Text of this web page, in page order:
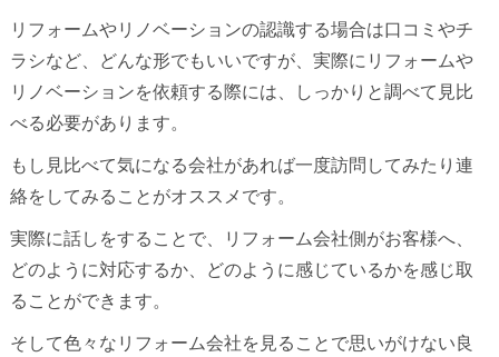
リフォームやリノベーションの認識する場合は口コミやチ
ラシなど、どんな形でもいいですが、実際にリフォームや
リノベーションを依頼する際には、しっかりと調べて見比
べる必要があります。
もし見比べて気になる会社があれば一度訪問してみたり連
絡をしてみることがオススメです。
実際に話しをすることで、リフォーム会社側がお客様へ、
どのように対応するか、どのように感じているかを感じ取
ることができます。
そして色々なリフォーム会社を見ることで思いがけない良